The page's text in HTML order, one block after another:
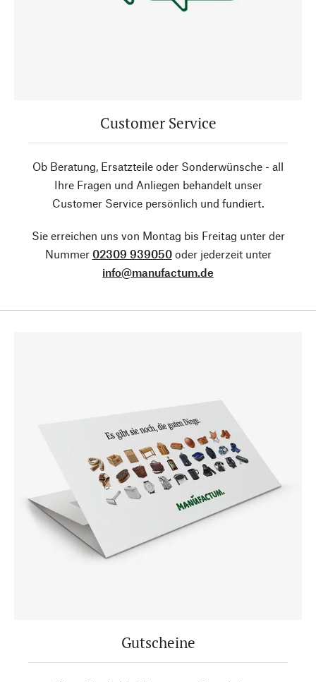
Customer Service
Ob Beratung, Ersatzteile oder Sonderwünsche - all
Ihre Fragen und Anliegen behandelt unser
Customer Service persönlich und fundiert.
Sie erreichen uns von Montag bis Freitag unter der
Nummer 02309 939050oder jederzeit unter
info@manufactum.de
Gutscheine